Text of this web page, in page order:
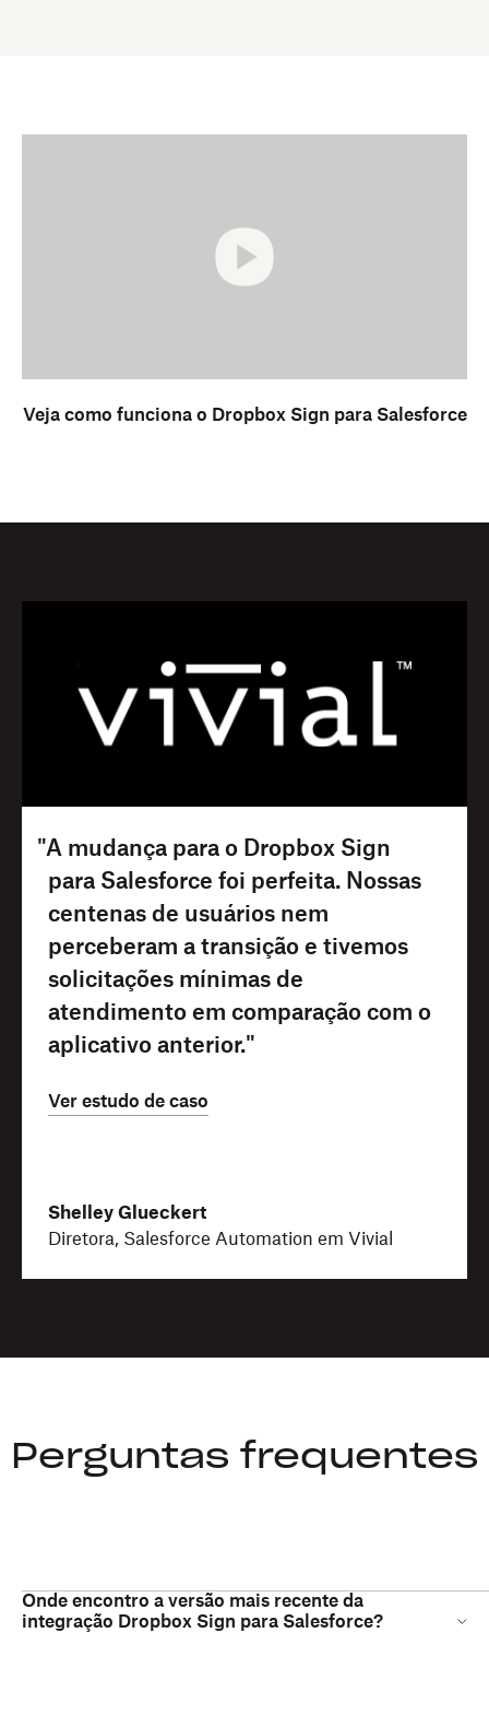
Veja como funciona o Dropbox Sign para Salesforce
"A mudança para o Dropbox Sign
para Salesforce foi perfeita. Nossas
centenas de usuários nem
perceberam a transição e tivemos
solicitações mínimas de
atendimento em comparação com o
aplicativo anterior."
Ver estudo de caso
Shelley Glueckert
Diretora, Salesforce Automation em Vivial
Perguntas frequentes
Onde encontro a versão mais recente da
integração Dropbox Sign para Salesforce?